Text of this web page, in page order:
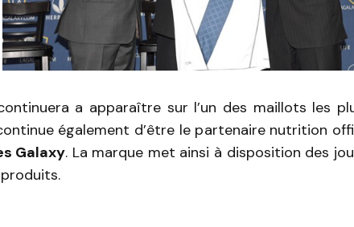
a apparaître sur l’un des maillots les
également d’être le partenaire nutrition
Galaxy. La marque met ainsi à disposition des